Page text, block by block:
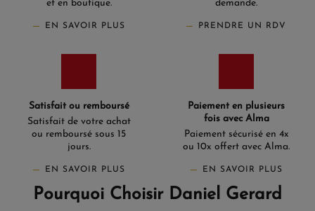
et en boutique.
EN SAVOIR PLUS
demande.
PRENDRE UN RDV
Satisfait ou remboursé
Satisfait de votre achat
ou remboursé sous 15
jours.
EN SAVOIR PLUS
Paiement en plusieurs
fois avec Alma
Paiement sécurisé en 4x
ou 10x offert avec Alma.
EN SAVOIR PLUS
Pourquoi Choisir Daniel Gerard